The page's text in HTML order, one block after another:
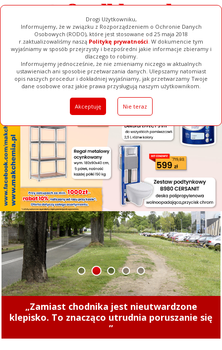
Drogi Użytkowniku,
Informujemy, że w związku z Rozporządzeniem o Ochronie Danych
Osobowych (RODO), które jest stosowane od 25 maja 2018
r.zaktualizowaliśmy naszą Politykę prywatności. W dokumencie tym
wyjaśniamy w sposób przejrzysty i bezpośredni jakie informacje zbieramy i
dlaczego to robimy.
Informujemy jednocześnie, że nie zmieniamy niczego w aktualnych
ustawieniach ani sposobie przetwarzania danych. Ulepszamy natomiast
opis naszych procedur i dokładniej wyjaśniamy, jak przetwarzamy Twoje
dane osobowe oraz jakie prawa przysługują naszym użytkownikom.
Akceptuję Nie teraz
[ ZAMKNIJ ]
Ogłoszenia Filmy Galerie Baza Firm Pełna Wersja
Concordia u siebie z Naki Olsztyn. Wygraj
rower!
1 2 3 4 5